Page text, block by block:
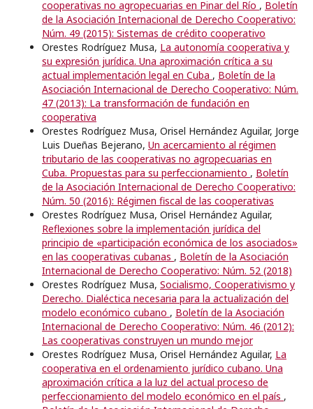
cooperativas no agropecuarias en Pinar del Río , Boletín
de la Asociación Internacional de Derecho Cooperativo:
Núm. 49 (2015): Sistemas de crédito cooperativo
Orestes Rodríguez Musa, La autonomía cooperativa y
su expresión jurídica. Una aproximación crítica a su
actual implementación legal en Cuba , Boletín de la
Asociación Internacional de Derecho Cooperativo: Núm.
47 (2013): La transformación de fundación en
cooperativa
Orestes Rodríguez Musa, Orisel Hernández Aguilar, Jorge
Luis Dueñas Bejerano, Un acercamiento al régimen
tributario de las cooperativas no agropecuarias en
Cuba. Propuestas para su perfeccionamiento , Boletín
de la Asociación Internacional de Derecho Cooperativo:
Núm. 50 (2016): Régimen fiscal de las cooperativas
Orestes Rodríguez Musa, Orisel Hernández Aguilar,
Reflexiones sobre la implementación jurídica del
principio de «participación económica de los asociados»
en las cooperativas cubanas , Boletín de la Asociación
Internacional de Derecho Cooperativo: Núm. 52 (2018)
Orestes Rodríguez Musa, Socialismo, Cooperativismo y
Derecho. Dialéctica necesaria para la actualización del
modelo económico cubano , Boletín de la Asociación
Internacional de Derecho Cooperativo: Núm. 46 (2012):
Las cooperativas construyen un mundo mejor
Orestes Rodríguez Musa, Orisel Hernández Aguilar, La
cooperativa en el ordenamiento jurídico cubano. Una
aproximación crítica a la luz del actual proceso de
perfeccionamiento del modelo económico en el país ,